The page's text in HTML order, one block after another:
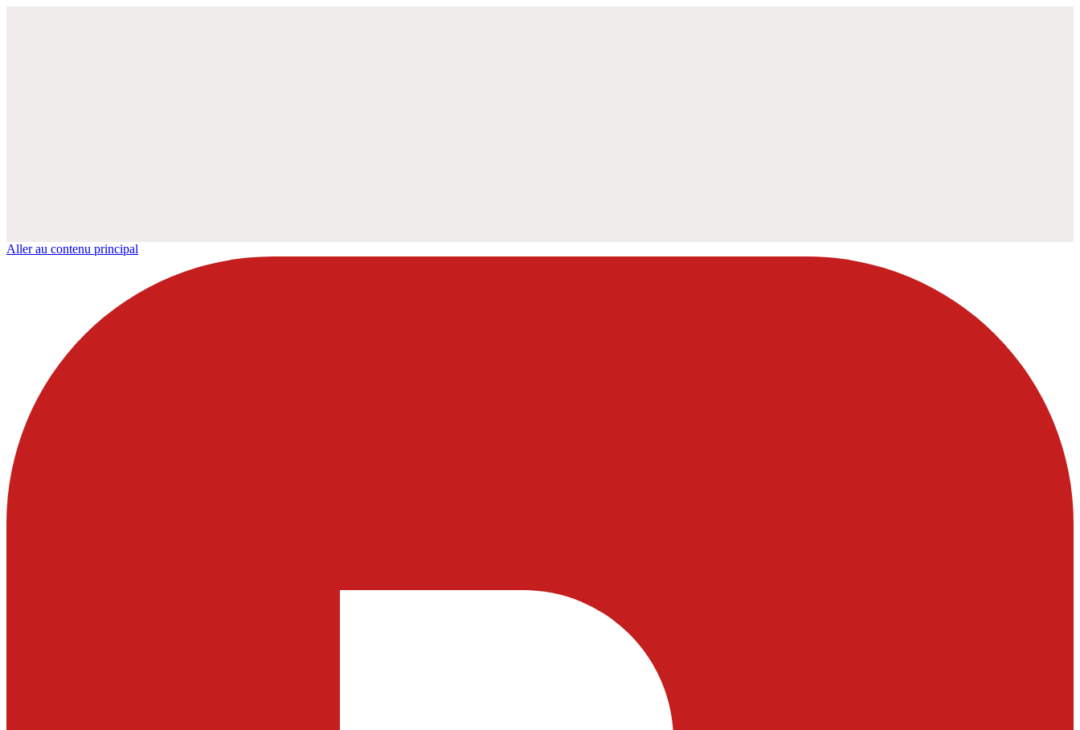
Aller au contenu principal